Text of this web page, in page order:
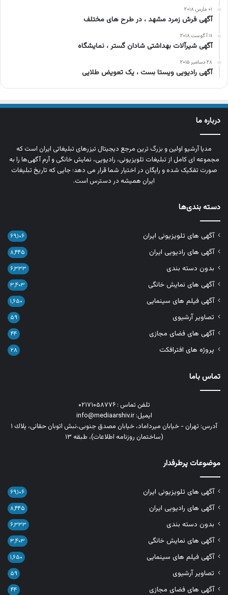
۰۱ مارس ۲۰۱۸
آگهی فرش زمرد مشهد ، در طرح های مختلف
۱۱ آگوست ۲۰۱۸
آگهی شیرآلات بهداشتی شادان گستر ، نمایشگاه
۲۸ دسامبر ۲۰۱۵
آگهی رادیویی ویستا بست ، یک تعویض طلایی
درباره ما
مدیا آرشیو اولین و بزرگ‌ ترین مرجع دیجیتال تیزرهای تبلیغاتی ایران است که
مجموعه‌ ای کامل از تبلیغات تلویزیونی، رادیویی، نمایش خانگی و آرم‌ آگهی‌ها را به‌
صورت تفکیک‌ شده و رایگان در اختیار شما قرار می‌ دهد؛ جایی که تاریخ تبلیغات
ایران همیشه در دسترس است.
دسته بندی‌ها
آگهی های تلویزیونی ایران ۶۹,۱۰۶
آگهی های رادیویی ایران ۸,۴۴۵
بدون دسته بندی ۶,۳۳۳
آگهی های نمایش خانگی ۳,۴۰۳
آگهی فیلم های سینمایی ۱,۶۵۰
تصاویر آرشیوی ۵۹
آگهی های فضای مجازی ۴۴
پروژه های افترافکت ۲۸
تماس باما
تلفن تماس : ۰۲۱۷۱۰۵۸۷۷۶
ایمیل: info@mediaarshiv.ir
آدرس: تهران - خیابان میرداماد، خیابان مصدق جنوبی،نبش اتوبان حقانی، پلاك ١
(ساختمان روزنامه اطلاعات)، طبقه ۱۳
موضوعات پرطرفدار
آگهی های تلویزیونی ایران ۶۹,۱۰۶
آگهی های رادیویی ایران ۸,۴۴۵
بدون دسته بندی ۶,۳۳۳
آگهی های نمایش خانگی ۳,۴۰۳
آگهی فیلم های سینمایی ۱,۶۵۰
تصاویر آرشیوی ۵۹
آگهی های فضای مجازی ۴۴